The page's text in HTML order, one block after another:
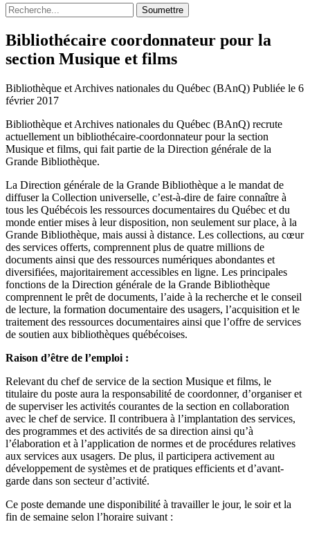
Soumettre
Bibliothécaire coordonnateur pour la
section Musique et films
Bibliothèque et Archives nationales du Québec (BAnQ) Publiée le 6
février 2017
Bibliothèque et Archives nationales du Québec (BAnQ) recrute
actuellement un bibliothécaire-coordonnateur pour la section
Musique et films, qui fait partie de la Direction générale de la
Grande Bibliothèque.
La Direction générale de la Grande Bibliothèque a le mandat de
diffuser la Collection universelle, c’est-à-dire de faire connaître à
tous les Québécois les ressources documentaires du Québec et du
monde entier mises à leur disposition, non seulement sur place, à la
Grande Bibliothèque, mais aussi à distance. Les collections, au cœur
des services offerts, comprennent plus de quatre millions de
documents ainsi que des ressources numériques abondantes et
diversifiées, majoritairement accessibles en ligne. Les principales
fonctions de la Direction générale de la Grande Bibliothèque
comprennent le prêt de documents, l’aide à la recherche et le conseil
de lecture, la formation documentaire des usagers, l’acquisition et le
traitement des ressources documentaires ainsi que l’offre de services
de soutien aux bibliothèques québécoises.
Raison d’être de l’emploi :
Relevant du chef de service de la section Musique et films, le
titulaire du poste aura la responsabilité de coordonner, d’organiser et
de superviser les activités courantes de la section en collaboration
avec le chef de service. Il contribuera à l’implantation des services,
des programmes et des activités de sa direction ainsi qu’à
l’élaboration et à l’application de normes et de procédures relatives
aux services aux usagers. De plus, il participera activement au
développement de systèmes et de pratiques efficients et d’avant-
garde dans son secteur d’activité.
Ce poste demande une disponibilité à travailler le jour, le soir et la
fin de semaine selon l’horaire suivant :